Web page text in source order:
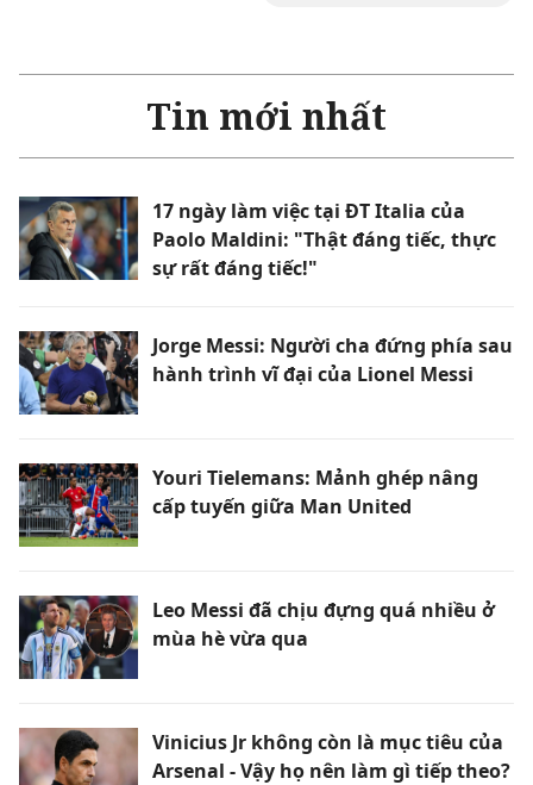
Tin mới nhất
17 ngày làm việc tại ĐT Italia của
Paolo Maldini: "Thật đáng tiếc, thực
sự rất đáng tiếc!"
Jorge Messi: Người cha đứng phía sau
hành trình vĩ đại của Lionel Messi
Youri Tielemans: Mảnh ghép nâng
cấp tuyến giữa Man United
Leo Messi đã chịu đựng quá nhiều ở
mùa hè vừa qua
Vinicius Jr không còn là mục tiêu của
Arsenal - Vậy họ nên làm gì tiếp theo?